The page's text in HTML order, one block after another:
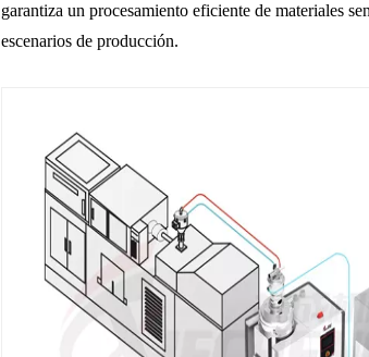
garantiza un procesamiento eficiente de materiales
escenarios de producción.